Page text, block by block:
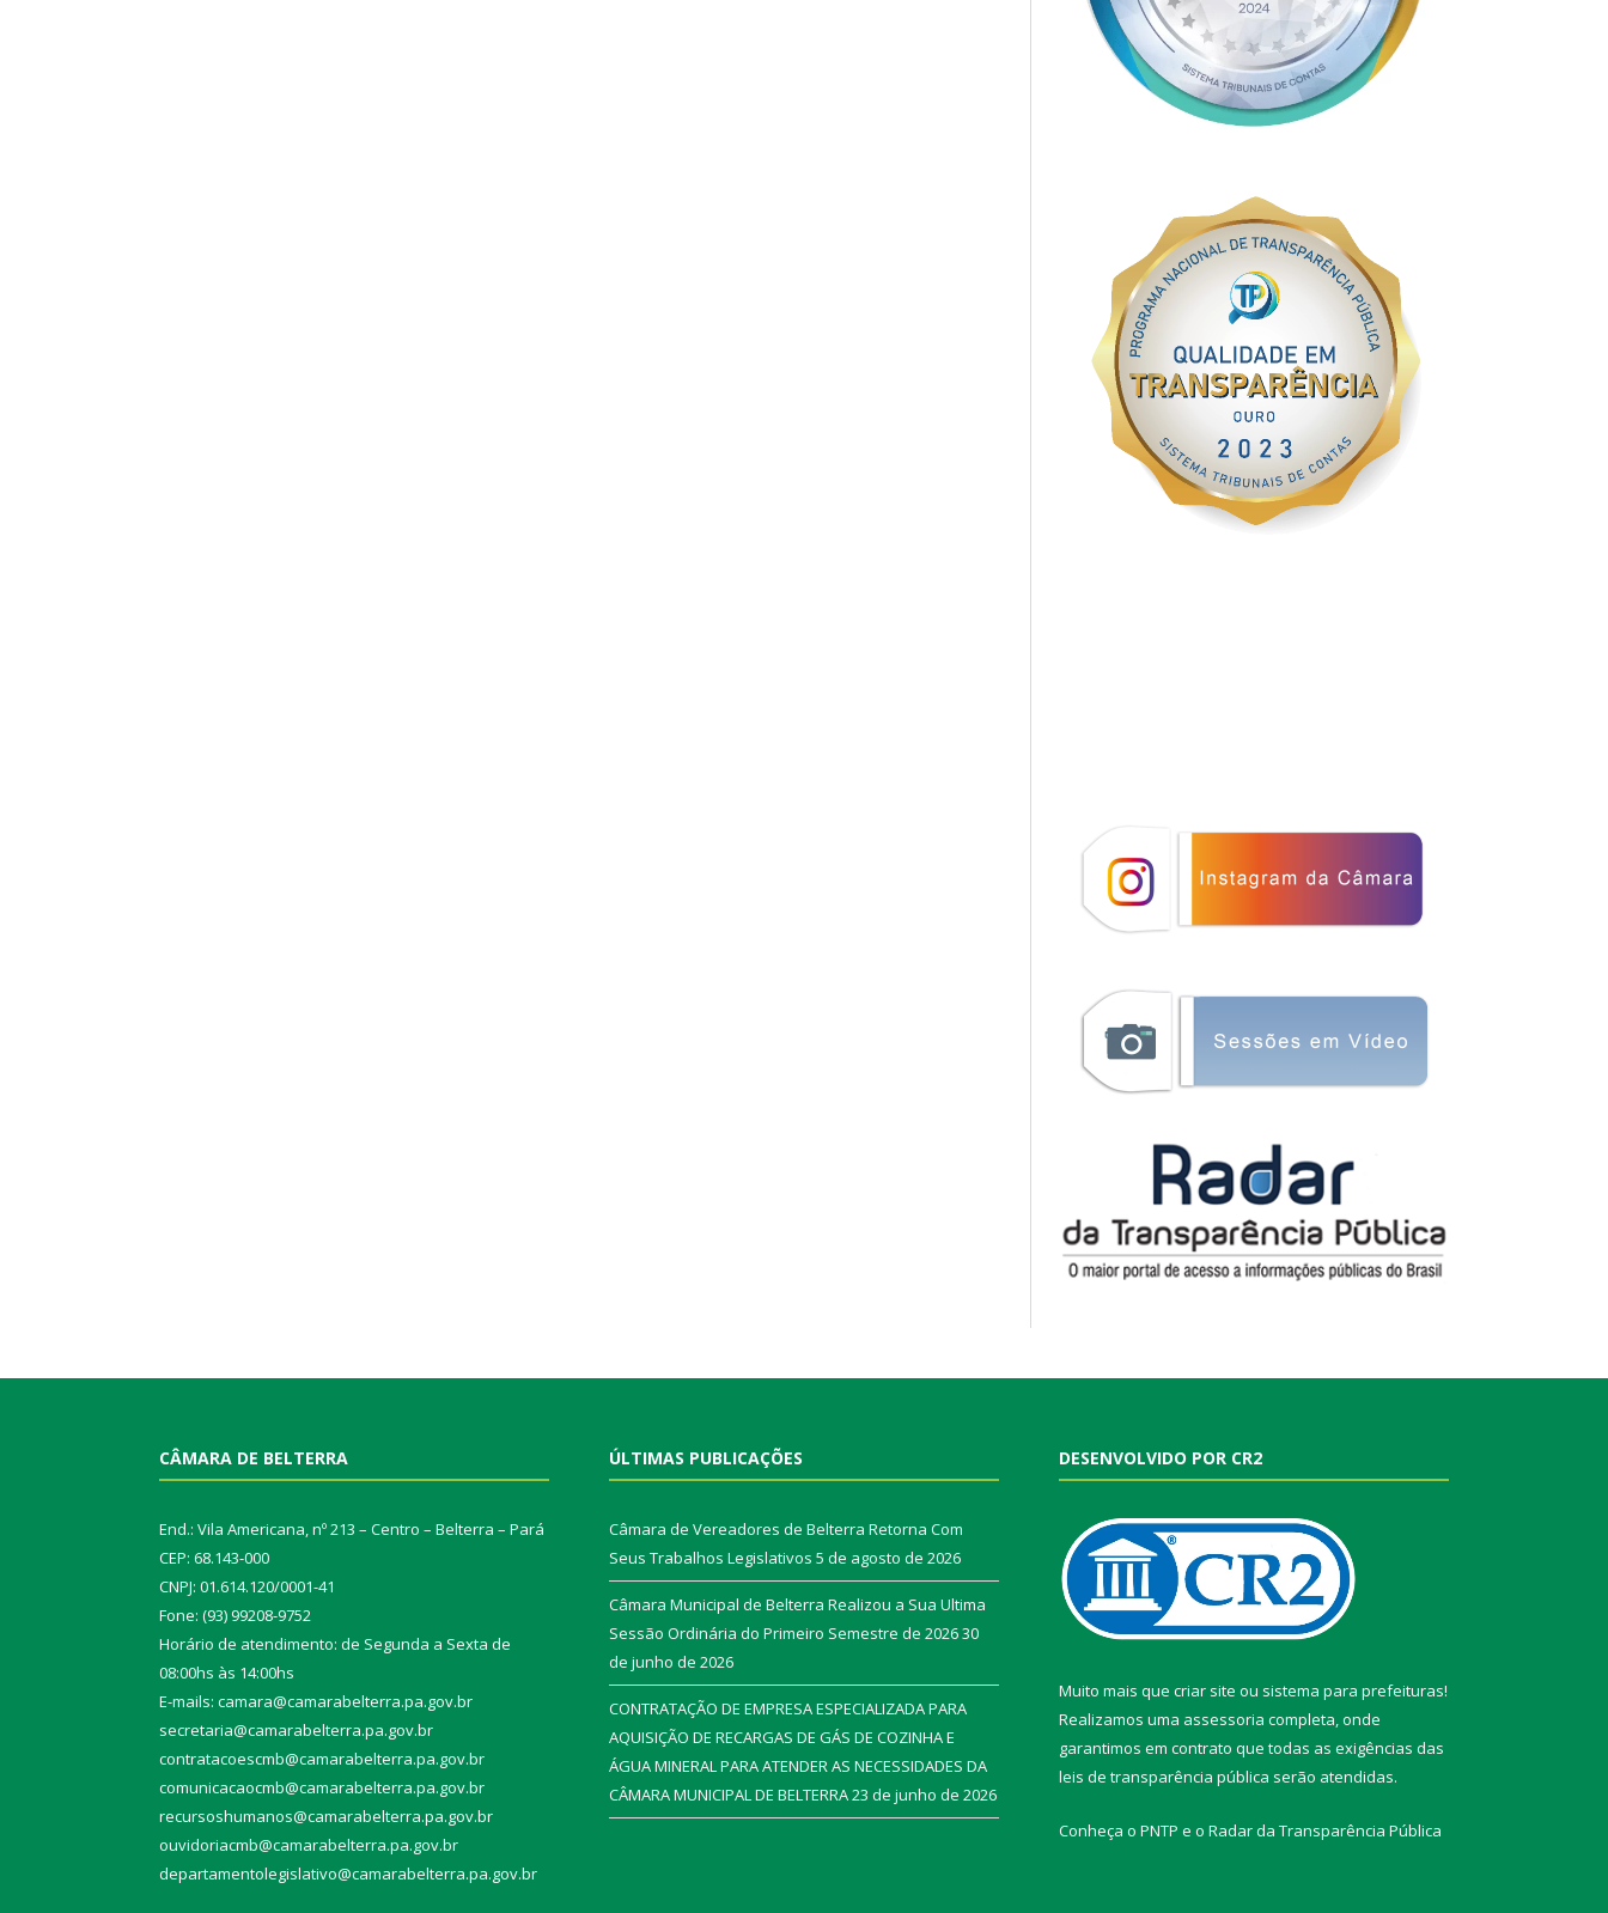
CÂMARA DE BELTERRA
End.: Vila Americana, nº 213 – Centro – Belterra – Pará
CEP: 68.143-000
CNPJ: 01.614.120/0001-41
Fone: (93) 99208-9752
Horário de atendimento: de Segunda a Sexta de
08:00hs às 14:00hs
E-mails: camara@camarabelterra.pa.gov.br
secretaria@camarabelterra.pa.gov.br
contratacoescmb@camarabelterra.pa.gov.br
comunicacaocmb@camarabelterra.pa.gov.br
recursoshumanos@camarabelterra.pa.gov.br
ouvidoriacmb@camarabelterra.pa.gov.br
departamentolegislativo@camarabelterra.pa.gov.br
ÚLTIMAS PUBLICAÇÕES
Câmara de Vereadores de Belterra Retorna Com
Seus Trabalhos Legislativos 5 de agosto de 2026
Câmara Municipal de Belterra Realizou a Sua Ultima
Sessão Ordinária do Primeiro Semestre de 202630
de junho de 2026
CONTRATAÇÃO DE EMPRESA ESPECIALIZADA PARA
AQUISIÇÃO DE RECARGAS DE GÁS DE COZINHA E
ÁGUA MINERAL PARA ATENDER AS NECESSIDADES DA
CÂMARA MUNICIPAL DE BELTERRA23 de junho de 2026
DESENVOLVIDO POR CR2
Muito mais que criar site ou sistema para prefeituras!
Realizamos uma assessoria completa, onde
garantimos em contrato que todas as exigências das
leis de transparência pública serão atendidas.
Conheça o PNTP e o Radar da Transparência Pública